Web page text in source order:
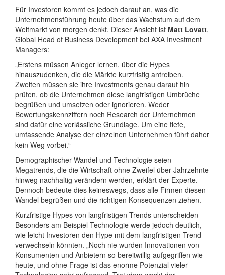
Für Investoren kommt es jedoch darauf an, was die
Unternehmensführung heute über das Wachstum auf dem
Weltmarkt von morgen denkt. Dieser Ansicht ist Matt Lovatt,
Global Head of Business Development bei AXA Investment
Managers:
„Erstens müssen Anleger lernen, über die Hypes
hinauszudenken, die die Märkte kurzfristig antreiben.
Zweiten müssen sie ihre Investments genau darauf hin
prüfen, ob die Unternehmen diese langfristigen Umbrüche
begrüßen und umsetzen oder ignorieren. Weder
Bewertungskennziffern noch Research der Unternehmen
sind dafür eine verlässliche Grundlage. Um eine tiefe,
umfassende Analyse der einzelnen Unternehmen führt daher
kein Weg vorbei.“
Demographischer Wandel und Technologie seien
Megatrends, die die Wirtschaft ohne Zweifel über Jahrzehnte
hinweg nachhaltig verändern werden, erklärt der Experte.
Dennoch bedeute dies keineswegs, dass alle Firmen diesen
Wandel begrüßen und die richtigen Konsequenzen ziehen.
Kurzfristige Hypes von langfristigen Trends unterscheiden
Besonders am Beispiel Technologie werde jedoch deutlich,
wie leicht Investoren den Hype mit dem langfristigen Trend
verwechseln könnten. „Noch nie wurden Innovationen von
Konsumenten und Anbietern so bereitwillig aufgegriffen wie
heute, und ohne Frage ist das enorme Potenzial vieler